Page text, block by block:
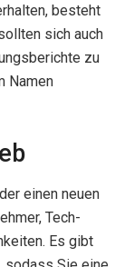
besteht
sich auch
zu
Namen
einen neuen
Tech-
Es gibt